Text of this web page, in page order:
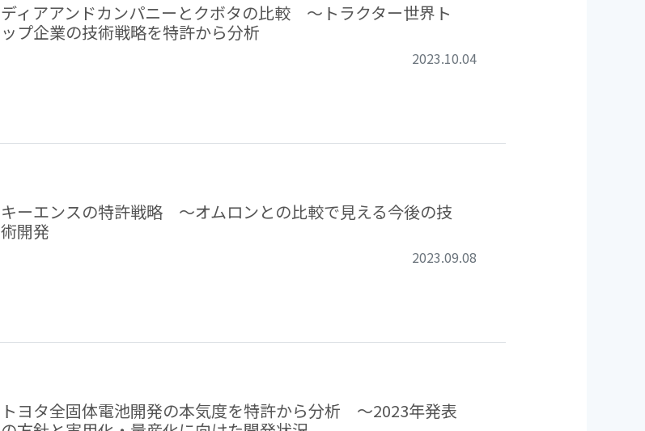
ディアアンドカンパニーとクボタの比較 ～トラクター世界ト
ップ企業の技術戦略を特許から分析
2023.10.04
キーエンスの特許戦略 ～オムロンとの比較で見える今後の技
術開発
2023.09.08
トヨタ全固体電池開発の本気度を特許から分析 ～2023年発表